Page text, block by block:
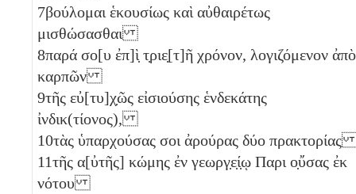
7βούλομαι ἑκουσίως καὶ αὐθαιρέτως
μισθώσασθαι
8παρά σο[υ ἐπ]ὶ̣ τ̣ριε̣[τ]ῆ χρόνον, λογιζόμενον ἀπὸ
καρπῶν
9τῆς εὐ[τυ]χ̣ῶς εἰσιούσης ἑνδεκάτης
ἰνδικ(τίονος),
10τὰς ὑπαρχούσας σοι ἀρούρας δύο
11τῆς α[ὐτῆς] κώμης ἐν γεωργ̣ε̣ί̣ῳ Παρι ο̣ὔσας ἐκ
νότου